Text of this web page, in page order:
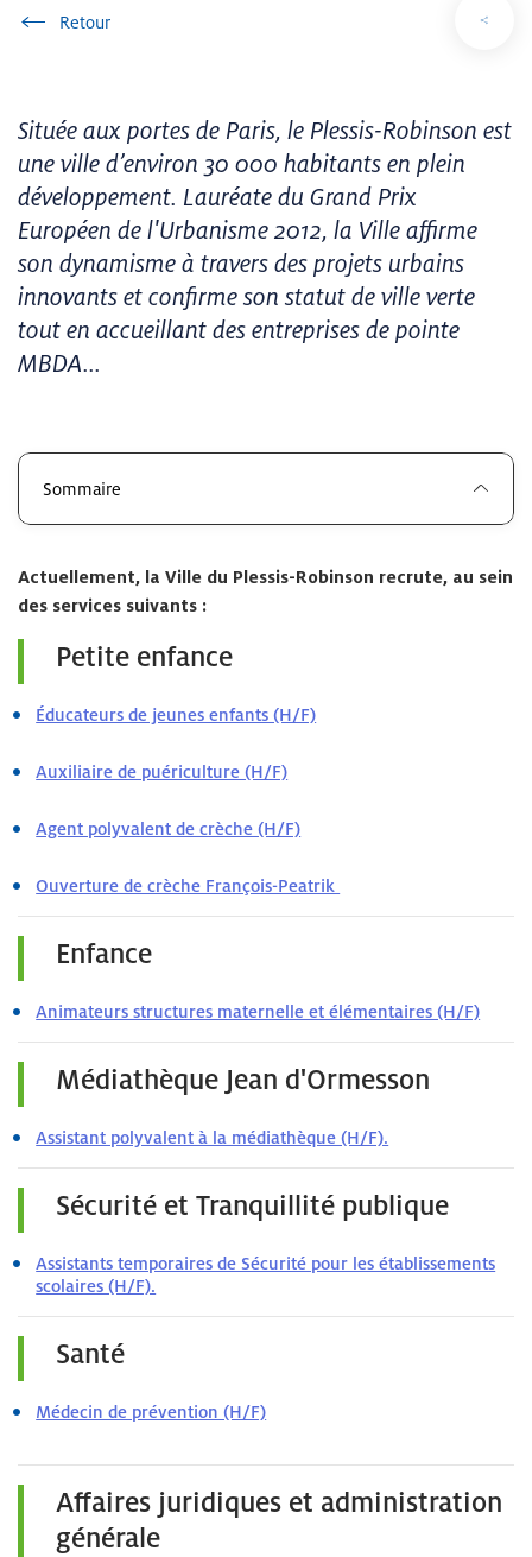
Accueil
Située aux portes de Paris, le Plessis-Robinson est
une ville d’environ 30 000 habitants en plein
développement. Lauréate du Grand Prix
Européen de l'Urbanisme 2012, la Ville affirme
son dynamisme à travers des projets urbains
innovants et confirme son statut de ville verte
tout en accueillant des entreprises de pointe
MBDA...
Sommaire
Actuellement, la Ville du Plessis-Robinson recrute, au sein
des services suivants :
Petite enfance
Éducateurs de jeunes enfants (H/F)
Auxiliaire de puériculture (H/F)
Agent polyvalent de crèche (H/F)
Ouverture de crèche François-Peatrik
Enfance
Animateurs structures maternelle et élémentaires (H/F)
Médiathèque Jean d'Ormesson
Assistant polyvalent à la médiathèque (H/F).
Sécurité et Tranquillité publique
Assistants temporaires de Sécurité pour les établissements
scolaires (H/F).
Santé
Médecin de prévention (H/F)
Affaires juridiques et administration
générale